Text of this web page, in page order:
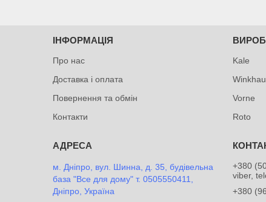
ІНФОРМАЦІЯ
Про нас
Доставка і оплата
Повернення та обмін
Контакти
Kale
Vorne
Roto
м. Дніпро, вул. Шинна, д. 35, будівельна
база "Все для дому" т. 0505550411,
Дніпро, Україна
+380
viber,
+380